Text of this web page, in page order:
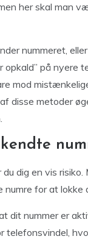
her skal man
nummeret,
på nyere
mod
disse metoder
dig en vis risiko.
for at lokke
dit nummer er
telefonsvindel,